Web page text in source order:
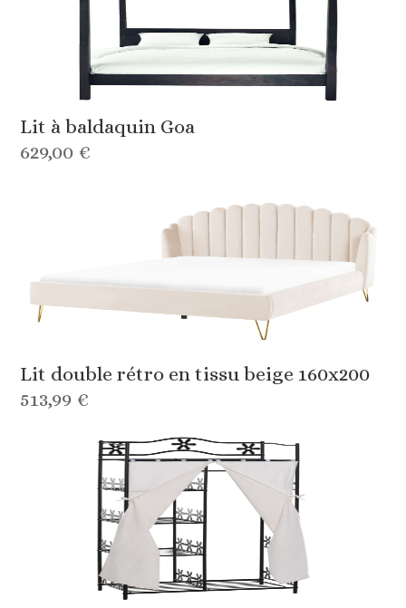
Lit à baldaquin Goa
629,00 €
Lit double rétro en tissu beige 160x200
513,99 €